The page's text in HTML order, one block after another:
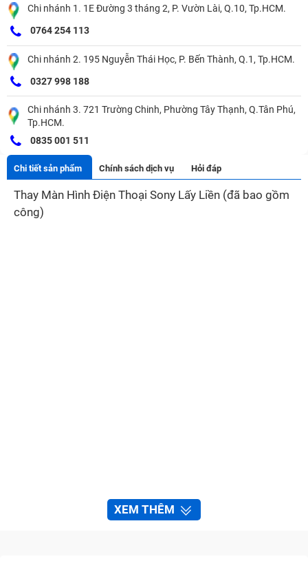
Chi nhánh 1. 1E Đường 3 tháng 2, P. Vườn Lài, Q.10, Tp.HCM.
0764 254 113
Chi nhánh 2. 195 Nguyễn Thái Học, P. Bến Thành, Q.1, Tp.HCM.
0327 998 188
Chi nhánh 3. 721 Trường Chinh, Phường Tây Thạnh, Q.Tân Phú,
Tp.HCM.
0835 001 511
Chi tiết sản phẩm Chính sách dịch vụ Hỏi đáp
Thay Màn Hình Điện Thoại Sony Lấy Liền (đã bao gồm
công)
XEM THÊM